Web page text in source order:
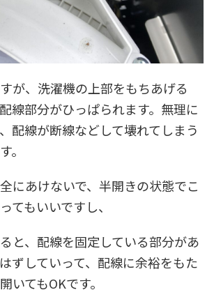
が、洗濯機の上部をもちあげる
線部分がひっぱられます。無理に
配線が断線などして壊れてしまう
。
にあけないで、半開きの状態でこ
てもいいですし、
と、配線を固定している部分があ
ずしていって、配線に余裕をもた
いてもOKです。